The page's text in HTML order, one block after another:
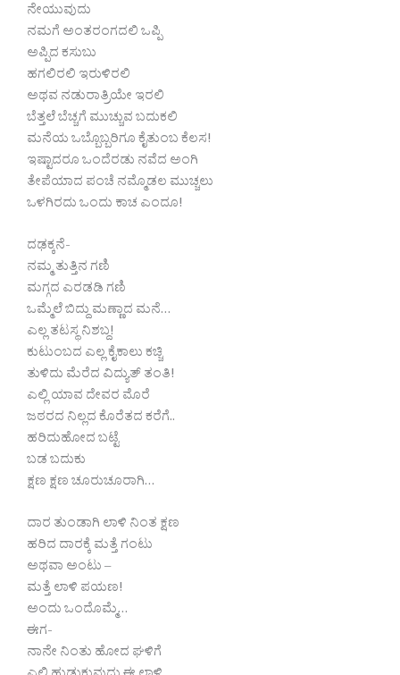
ನೇಯುವುದು
ನಮಗೆ ಅಂತರಂಗದಲಿ ಒಪ್ಪಿ
ಅಪ್ಪಿದ ಕಸುಬು
ಹಗಲಿರಲಿ ಇರುಳಿರಲಿ
ಅಥವ ನಡುರಾತ್ರಿಯೇ ಇರಲಿ
ಬೆತ್ತಲೆ ಬೆಚ್ಚಗೆ ಮುಚ್ಚುವ ಬದುಕಲಿ
ಮನೆಯ ಒಬ್ಬೊಬ್ಬರಿಗೂ ಕೈತುಂಬ ಕೆಲಸ!
ಇಷ್ಟಾದರೂ ಒಂದೆರಡು ನವೆದ ಅಂಗಿ
ತೇಪೆಯಾದ ಪಂಚೆ ನಮ್ಮೊಡಲ ಮುಚ್ಚಲು
ಒಳಗಿರದು ಒಂದು ಕಾಚ ಎಂದೂ!
ದಢಕ್ಕನೆ-
ನಮ್ಮ ತುತ್ತಿನ ಗಣಿ
ಮಗ್ಗದ ಎರಡಡಿ ಗಣಿ
ಒಮ್ಮೆಲೆ ಬಿದ್ದು ಮಣ್ಣಾದ ಮನೆ…
ಎಲ್ಲ ತಟಸ್ಥ ನಿಶಬ್ದ!
ಕುಟುಂಬದ ಎಲ್ಲ ಕೈಕಾಲು ಕಚ್ಚಿ
ತುಳಿದು ಮೆರೆದ ವಿದ್ಯುತ್ ತಂತಿ!
ಎಲ್ಲಿ ಯಾವ ದೇವರ ಮೊರೆ
ಜಠರದ ನಿಲ್ಲದ ಕೊರೆತದ ಕರೆಗೆ..
ಹರಿದುಹೋದ ಬಟ್ಟೆ
ಬಡ ಬದುಕು
ಕ್ಷಣ ಕ್ಷಣ ಚೂರುಚೂರಾಗಿ…
ದಾರ ತುಂಡಾಗಿ ಲಾಳಿ ನಿಂತ ಕ್ಷಣ
ಹರಿದ ದಾರಕ್ಕೆ ಮತ್ತೆ ಗಂಟು
ಅಥವಾ ಅಂಟು –
ಮತ್ತೆ ಲಾಳಿ ಪಯಣ!
ಅಂದು ಒಂದೊಮ್ಮೆ…
ಈಗ-
ನಾನೇ ನಿಂತು ಹೋದ ಘಳಿಗೆ